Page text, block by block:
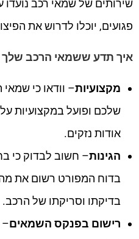
שירותים של שמאי רכב
פגועים, יוכלו לדרוש את
איך תדע ששמאי הרכב שלך
מקצועיות– וודאו כי
שלכם ופועל במקצועיות
אודות נזקים.
הגינות– חשוב לבדוק כי
בדוח המפורט רשום את
בדיקתו וסריקתו של הרכב.
רישום בפנקס השמאים–